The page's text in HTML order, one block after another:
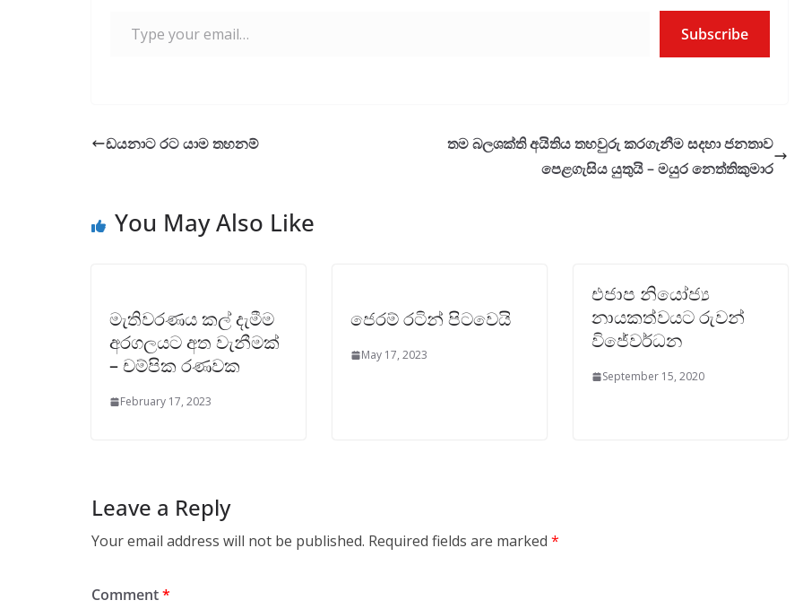
Subscribe
ඩයනාට රට යාම තහනම්
තම බලශක්ති අයිතිය තහවුරු කරගැනීම සදහා ජනතාව
පෙළගැසිය යුතුයි – මයුර නෙත්තිකුමාර
You May Also Like
මැතිවරණය කල් දැමීම
අරගලයට අත වැනීමක්
– චම්පික රණවක
February 17, 2023
ජෙරම් රටින් පිටවෙයි
May 17, 2023
එජාප නියෝජ්‍ය
නායකත්වයට රුවන්
විජේවර්ධන
September 15, 2020
Leave a Reply
Your email address will not be published. Required fields are marked *
Comment*